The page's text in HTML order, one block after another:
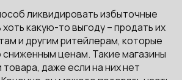
ликвидировать избыточные
какую-то выгоду – продать их
и другим ритейлерам, которые
ценам. Такие магазины
даже если на них нет